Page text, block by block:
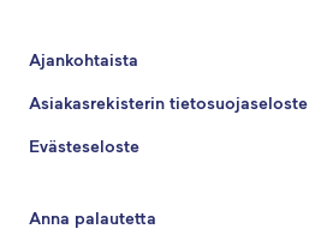
Ajankohtaista
Asiakasrekisterin tietosuojaseloste
Evästeseloste
Anna palautetta